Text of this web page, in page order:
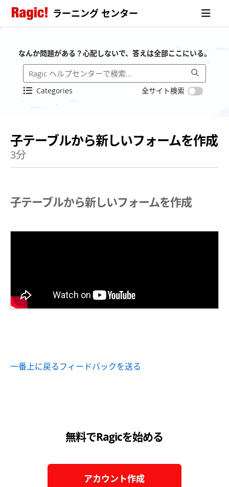
ラーニング センター
なんか問題がある？心配しないで、答えは全部ここにいる。
Categories 全サイト検索
子テーブルから新しいフォームを作成
3分
子テーブルから新しいフォームを作成
一番上に戻るフィードバックを送る
無料でRagicを始める
アカウント作成